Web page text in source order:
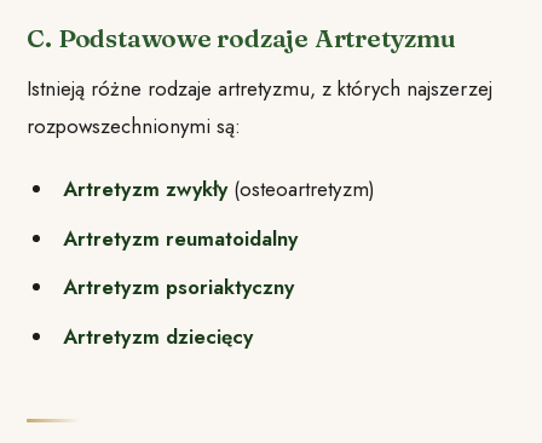
C. Podstawowe rodzaje Artretyzmu
Istnieją różne rodzaje artretyzmu, z których najszerzej
rozpowszechnionymi są:
Artretyzm zwykły(osteoartretyzm)
Artretyzm reumatoidalny
Artretyzm psoriaktyczny
Artretyzm dziecięcy